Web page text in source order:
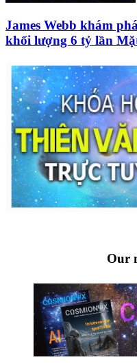
James Webb khám
khối lượng 6 tỷ lần
Our